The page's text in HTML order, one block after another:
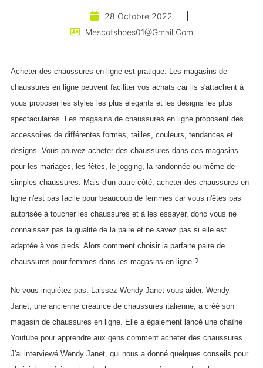
28 Octobre 2022
Mescotshoes01@gmail.com
Acheter des chaussures en ligne est pratique. Les magasins de
chaussures en ligne peuvent faciliter vos achats car ils s'attachent à
vous proposer les styles les plus élégants et les designs les plus
spectaculaires. Les magasins de chaussures en ligne proposent des
accessoires de différentes formes, tailles, couleurs, tendances et
designs. Vous pouvez acheter des chaussures dans ces magasins
pour les mariages, les fêtes, le jogging, la randonnée ou même de
simples chaussures. Mais d'un autre côté, acheter des chaussures en
ligne n'est pas facile pour beaucoup de femmes car vous n'êtes pas
autorisée à toucher les chaussures et à les essayer, donc vous ne
connaissez pas la qualité de la paire et ne savez pas si elle est
adaptée à vos pieds. Alors comment choisir la parfaite paire de
chaussures pour femmes dans les magasins en ligne ?
Ne vous inquiétez pas. Laissez Wendy Janet vous aider. Wendy
Janet, une ancienne créatrice de chaussures italienne, a créé son
magasin de chaussures en ligne. Elle a également lancé une chaîne
Youtube pour apprendre aux gens comment acheter des chaussures.
J'ai interviewé Wendy Janet, qui nous a donné quelques conseils pour